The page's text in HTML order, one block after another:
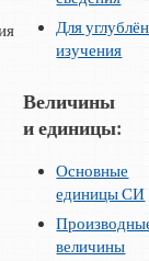
Для
изучения
Величины
и единицы:
Основные
единицы СИ
величины